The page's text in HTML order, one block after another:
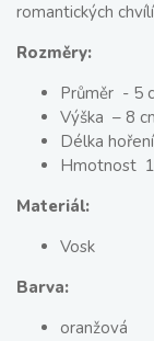
romantických
Rozměry:
Průměr - 5
Výška – 8
Délka
Hmotnost
Materiál:
Vosk
Barva:
oranžová